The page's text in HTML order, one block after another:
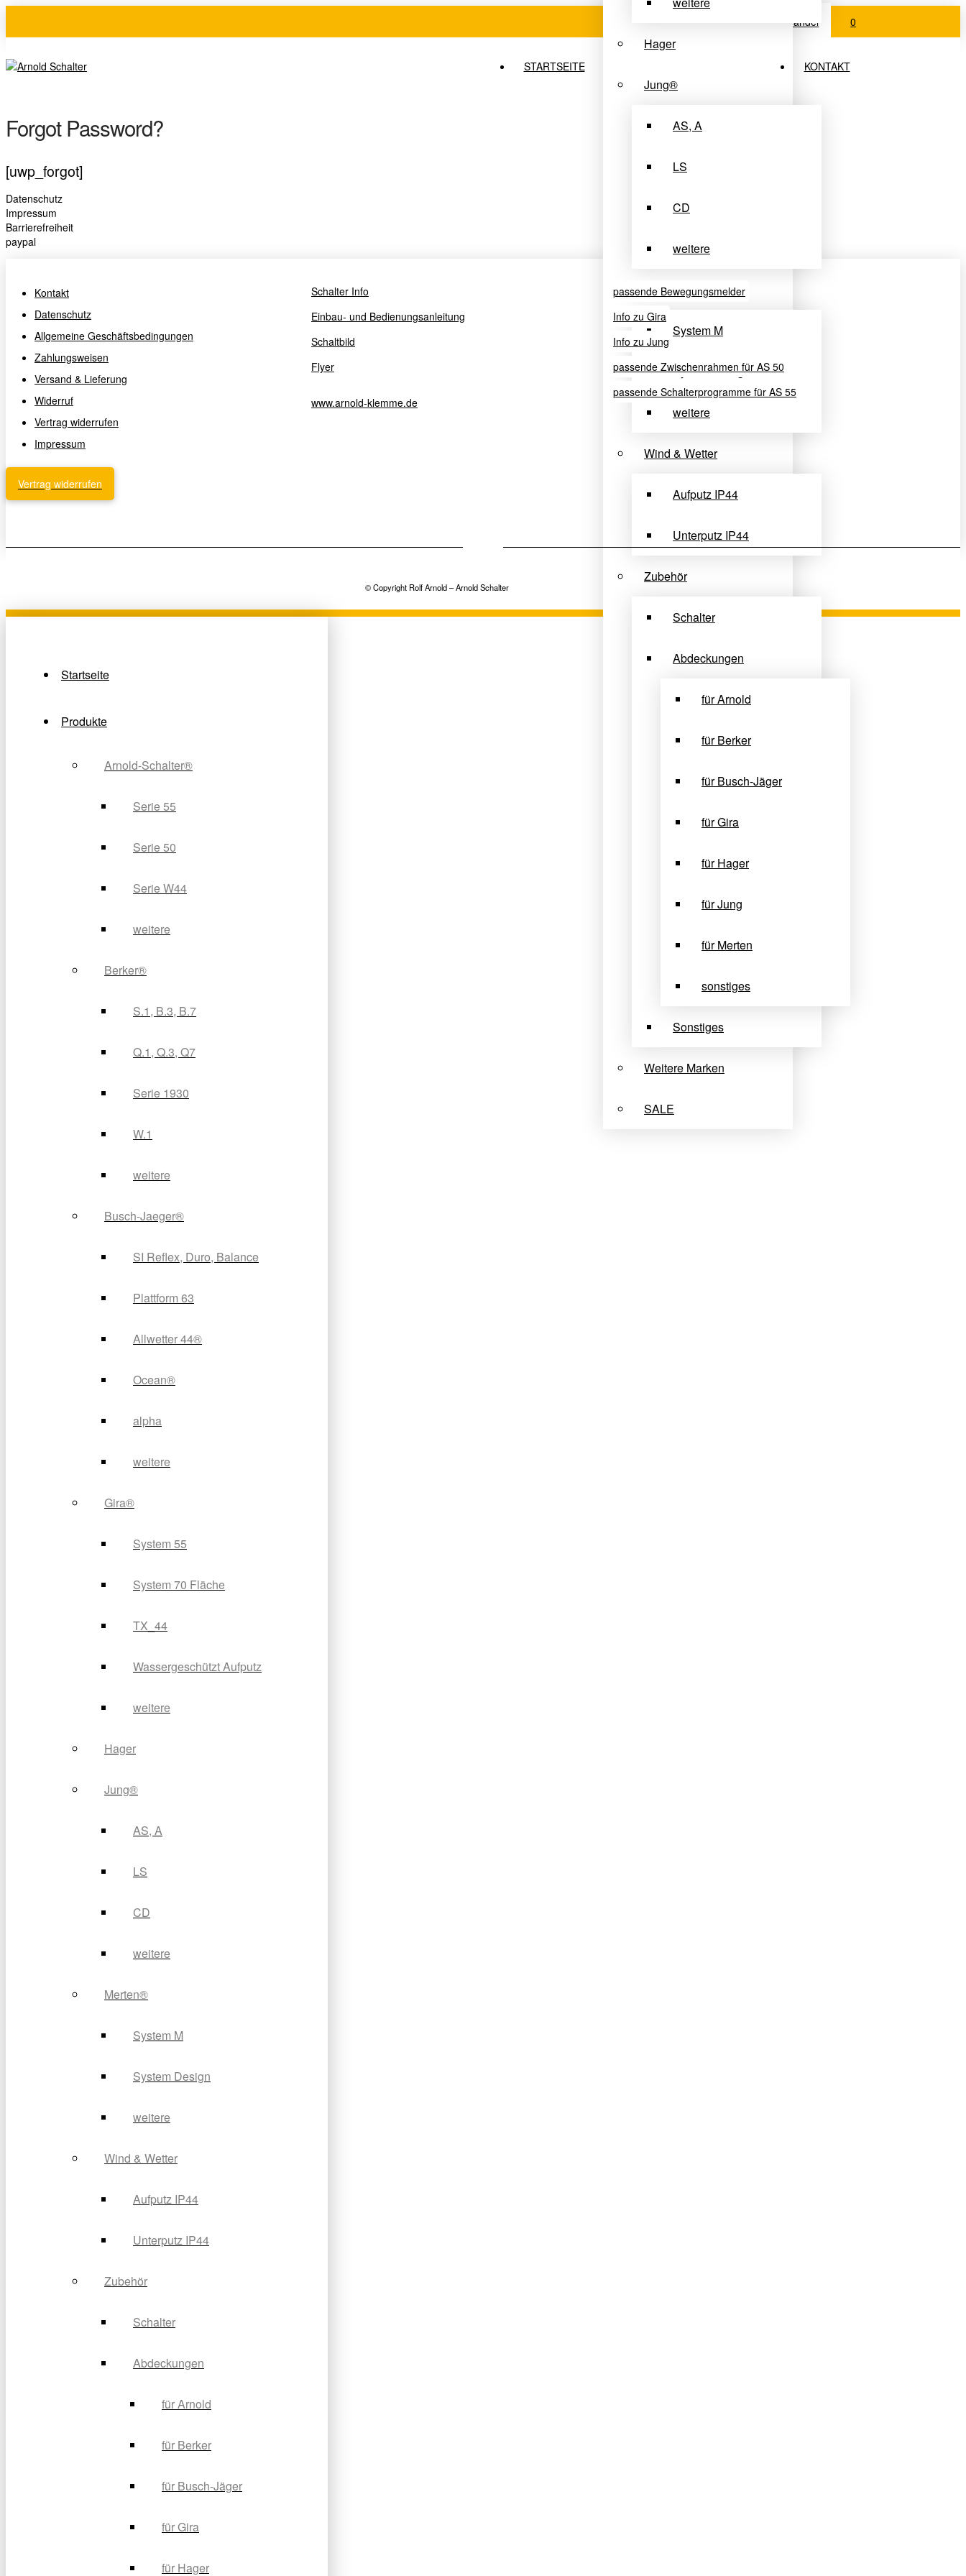
Login Fachhandel 0
STARTSEITE
Hager
Jung®
AS, A
LS
CD
weitere
Merten®
System M
System Design
weitere
Wind & Wetter
Aufputz IP44
Unterputz IP44
Zubehör
Schalter
Abdeckungen
für Arnold
für Berker
für Busch-Jäger
für Gira
für Hager
für Jung
für Merten
sonstiges
Sonstiges
Weitere Marken
SALE
KONTAKT
Forgot Password?
[uwp_forgot]
Datenschutz
Impressum
Barrierefreiheit
paypal
Kontakt
Datenschutz
Allgemeine Geschäftsbedingungen
Zahlungsweisen
Versand & Lieferung
Widerruf
Vertrag widerrufen
Impressum
Vertrag widerrufen
Schalter Info
Einbau- und Bedienungsanleitung
Schaltbild
Flyer
www.arnold-klemme.de
passende Bewegungsmelder
Info zu Gira
Info zu Jung
passende Zwischenrahmen für AS 50
passende Schalterprogramme für AS 55
© Copyright Rolf Arnold – Arnold Schalter
Startseite
Produkte
Arnold-Schalter®
Serie 55
Serie 50
Serie W44
weitere
Berker®
S.1, B.3, B.7
Q.1, Q.3, Q7
Serie 1930
W.1
weitere
Busch-Jaeger®
SI Reflex, Duro, Balance
Plattform 63
Allwetter 44®
Ocean®
alpha
weitere
Gira®
System 55
System 70 Fläche
TX_44
Wassergeschützt Aufputz
weitere
Hager
Jung®
AS, A
LS
CD
weitere
Merten®
System M
System Design
weitere
Wind & Wetter
Aufputz IP44
Unterputz IP44
Zubehör
Schalter
Abdeckungen
für Arnold
für Berker
für Busch-Jäger
für Gira
für Hager